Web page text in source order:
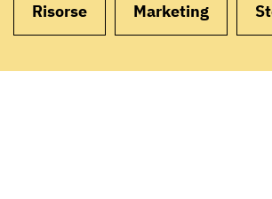
Risorse Marketing